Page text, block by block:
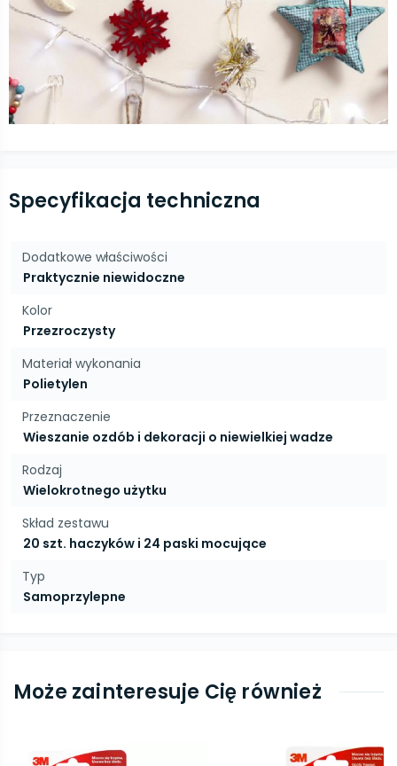
Specyfikacja techniczna
Dodatkowe właściwości
Praktycznie niewidoczne
Kolor
Przezroczysty
Materiał wykonania
Polietylen
Przeznaczenie
Wieszanie ozdób i dekoracji o niewielkiej wadze
Rodzaj
Wielokrotnego użytku
Skład zestawu
20 szt. haczyków i 24 paski mocujące
Typ
Samoprzylepne
Może zainteresuje Cię również